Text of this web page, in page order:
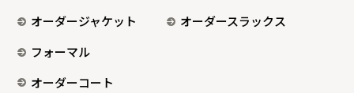
オーダージャケット
オーダースラックス
フォーマル
オーダーコート